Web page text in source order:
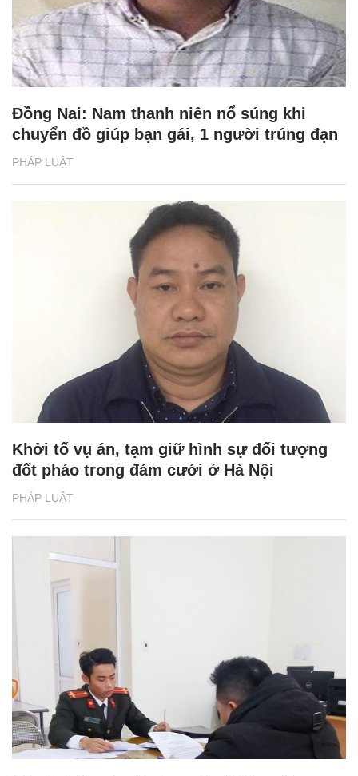
PHÁP LUẬT
Đồng Nai: Nam thanh niên nổ súng khi
chuyển đồ giúp bạn gái, 1 người trúng đạn
PHÁP LUẬT
Khởi tố vụ án, tạm giữ hình sự đối tượng
đốt pháo trong đám cưới ở Hà Nội